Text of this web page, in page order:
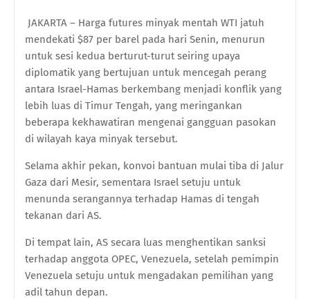
JAKARTA – Harga futures minyak mentah WTI jatuh
mendekati $87 per barel pada hari Senin, menurun
untuk sesi kedua berturut-turut seiring upaya
diplomatik yang bertujuan untuk mencegah perang
antara Israel-Hamas berkembang menjadi konflik yang
lebih luas di Timur Tengah, yang meringankan
beberapa kekhawatiran mengenai gangguan pasokan
di wilayah kaya minyak tersebut.
Selama akhir pekan, konvoi bantuan mulai tiba di Jalur
Gaza dari Mesir, sementara Israel setuju untuk
menunda serangannya terhadap Hamas di tengah
tekanan dari AS.
Di tempat lain, AS secara luas menghentikan sanksi
terhadap anggota OPEC, Venezuela, setelah pemimpin
Venezuela setuju untuk mengadakan pemilihan yang
adil tahun depan.